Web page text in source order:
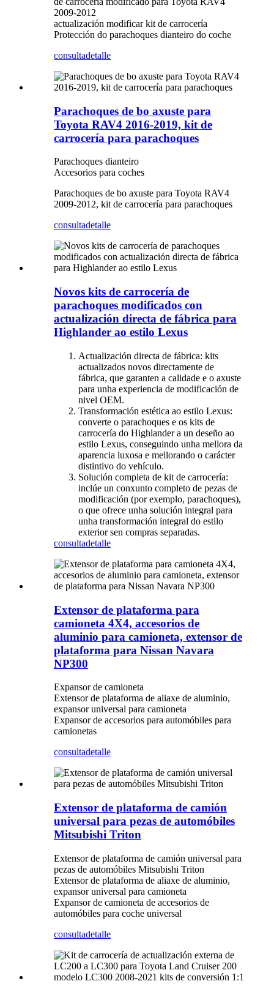
2009-2012
actualización modificar kit de carrocería
Protección do parachoques dianteiro do coche
consultadetalle
Parachoques de bo axuste para
Toyota RAV4 2016-2019, kit de
carrocería para parachoques
Parachoques dianteiro
Accesorios para coches
Parachoques de bo axuste para Toyota RAV4
2009-2012, kit de carrocería para parachoques
consultadetalle
Novos kits de carrocería de
parachoques modificados con
actualización directa de fábrica para
Highlander ao estilo Lexus
Actualización directa de fábrica: kits
actualizados novos directamente de
fábrica, que garanten a calidade e o axuste
para unha experiencia de modificación de
nivel OEM.
Transformación estética ao estilo Lexus:
converte o parachoques e os kits de
carrocería do Highlander a un deseño ao
estilo Lexus, conseguindo unha mellora da
aparencia luxosa e mellorando o carácter
distintivo do vehículo.
Solución completa de kit de carrocería:
inclúe un conxunto completo de pezas de
modificación (por exemplo, parachoques),
o que ofrece unha solución integral para
unha transformación integral do estilo
exterior sen compras separadas.
consultadetalle
Extensor de plataforma para
camioneta 4X4, accesorios de
aluminio para camioneta, extensor de
plataforma para Nissan Navara
NP300
Expansor de camioneta
Extensor de plataforma de aliaxe de aluminio,
expansor universal para camioneta
Expansor de accesorios para automóbiles para
camionetas
consultadetalle
Extensor de plataforma de camión
universal para pezas de automóbiles
Mitsubishi Triton
Extensor de plataforma de camión universal para
pezas de automóbiles Mitsubishi Triton
Extensor de plataforma de aliaxe de aluminio,
expansor universal para camioneta
Expansor de camioneta de accesorios de
automóbiles para coche universal
consultadetalle